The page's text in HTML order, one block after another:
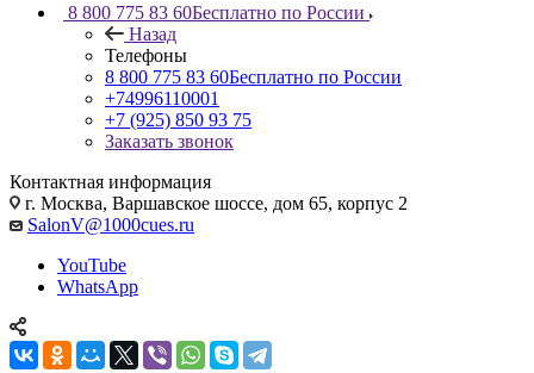
8 800 775 83 60Бесплатно по России
Назад
Телефоны
8 800 775 83 60Бесплатно по России
+74996110001
+7 (925) 850 93 75
Заказать звонок
Контактная информация
г. Москва, Варшавское шоссе, дом 65, корпус 2
SalonV@1000cues.ru
YouTube
WhatsApp